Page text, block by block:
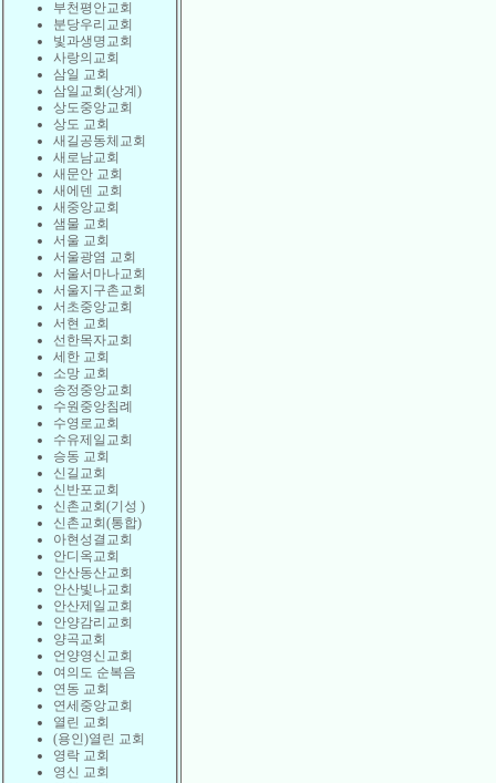
부천평안교회
분당우리교회
빛과생명교회
사랑의교회
삼일 교회
삼일교회(상계)
상도중앙교회
상도 교회
새길공동체교회
새로남교회
새문안 교회
새에덴 교회
새중앙교회
샘물 교회
서울 교회
서울광염 교회
서울서마나교회
서울지구촌교회
서초중앙교회
서현 교회
선한목자교회
세한 교회
소망 교회
송정중앙교회
수원중앙침례
수영로교회
수유제일교회
승동 교회
신길교회
신반포교회
신촌교회(기성 )
신촌교회(통합)
아현성결교회
안디옥교회
안산동산교회
안산빛나교회
안산제일교회
안양감리교회
양곡교회
언양영신교회
여의도 순복음
연동 교회
연세중앙교회
열린 교회
(용인)열린 교회
영락 교회
영신 교회